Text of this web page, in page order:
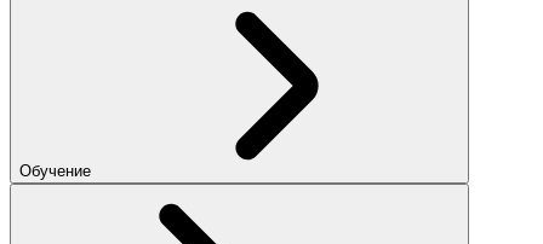
Обучение